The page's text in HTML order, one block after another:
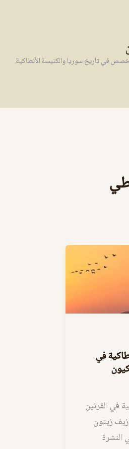
في تاريخ سوريا والكنيسة الأنطاكية.
في
في القرنين
زيتون
في النشرة